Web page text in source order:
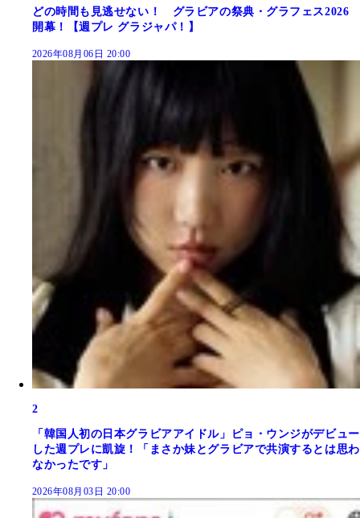
どの時間も見逃せない！ グラビアの祭典・グラフェス2026
開幕！【週プレ グラジャパ！】
2026年08月06日 20:00
2
「韓国人初の日本グラビアアイドル」ピョ・ウンジがデビュー
した週プレに凱旋！「まさか妹とグラビアで共演するとは思わ
なかったです」
2026年08月03日 20:00